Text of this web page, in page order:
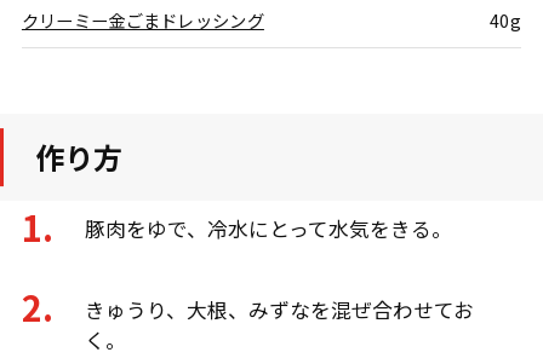
クリーミー金ごまドレッシング 40g
作り方
豚肉をゆで、冷水にとって水気をきる。
きゅうり、大根、みずなを混ぜ合わせてお
く。